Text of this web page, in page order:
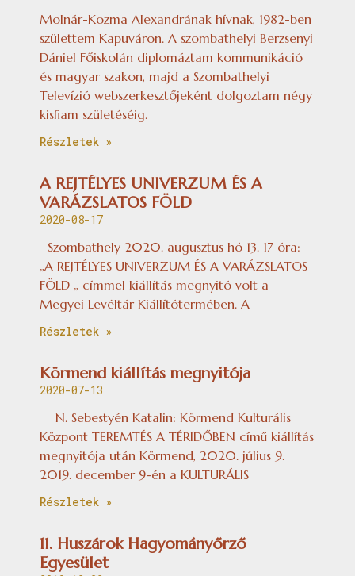
Molnár-Kozma Alexandrának hívnak, 1982-ben
születtem Kapuváron. A szombathelyi Berzsenyi
Dániel Főiskolán diplomáztam kommunikáció
és magyar szakon, majd a Szombathelyi
Televízió webszerkesztőjeként dolgoztam négy
kisfiam születéséig.
Részletek »
A REJTÉLYES UNIVERZUM ÉS A
VARÁZSLATOS FÖLD
2020-08-17
Szombathely 2020. augusztus hó 13. 17 óra:
„A REJTÉLYES UNIVERZUM ÉS A VARÁZSLATOS
FÖLD „ címmel kiállítás megnyitó volt a
Megyei Levéltár Kiállítótermében. A
Részletek »
Körmend kiállítás megnyitója
2020-07-13
N. Sebestyén Katalin: Körmend Kulturális
Központ TEREMTÉS A TÉRIDŐBEN című kiállítás
megnyitója után Körmend, 2020. július 9.
2019. december 9-én a KULTURÁLIS
Részletek »
11. Huszárok Hagyományőrző
Egyesület